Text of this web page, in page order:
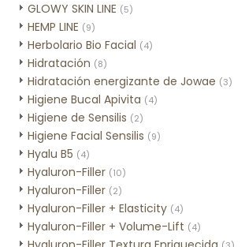
GLOWY SKIN LINE (5)
HEMP LINE (9)
Herbolario Bio Facial (4)
Hidratación (8)
Hidratación energizante de Jowae (3)
Higiene Bucal Apivita (4)
Higiene de Sensilis (2)
Higiene Facial Sensilis (9)
Hyalu B5 (4)
Hyaluron-Filler (10)
Hyaluron-Filler (2)
Hyaluron-Filler + Elasticity (4)
Hyaluron-Filler + Volume-Lift (4)